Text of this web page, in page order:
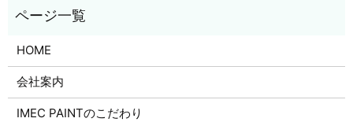
HOME
会社案内
IMEC PAINTのこだわり